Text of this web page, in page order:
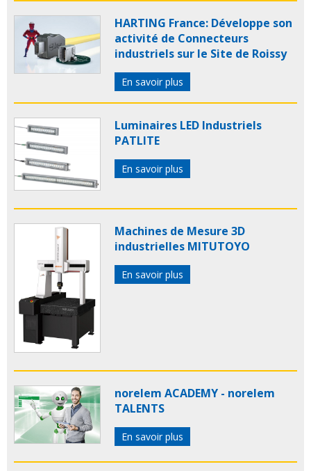
HARTING France: Développe son
activité de Connecteurs
industriels sur le Site de Roissy
En savoir plus
Luminaires LED Industriels
PATLITE
En savoir plus
Machines de Mesure 3D
industrielles MITUTOYO
En savoir plus
norelem ACADEMY - norelem
TALENTS
En savoir plus